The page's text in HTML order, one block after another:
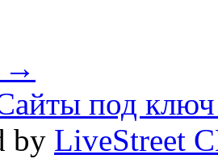
→
под ключ
by LiveStreet